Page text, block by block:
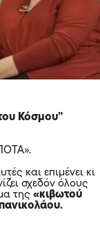
Κόσμου”
και επιμένει κι
σχεδόν όλους
της «κιβωτού